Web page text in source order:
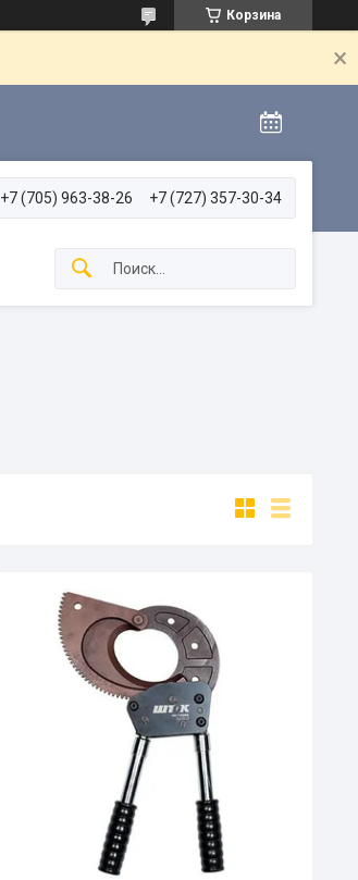
Корзина
+7 (705) 963-38-26 +7 (727) 357-30-34